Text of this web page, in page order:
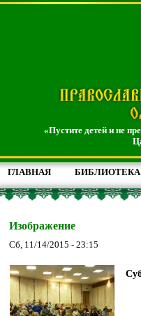
«Пустите детей и не
ГЛАВНАЯ БИБЛИОТЕКА
Изображение
Сб, 11/14/2015 - 23:15